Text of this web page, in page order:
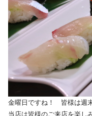
金曜日ですね！ 皆様は週
当店は皆様のご来店を楽し